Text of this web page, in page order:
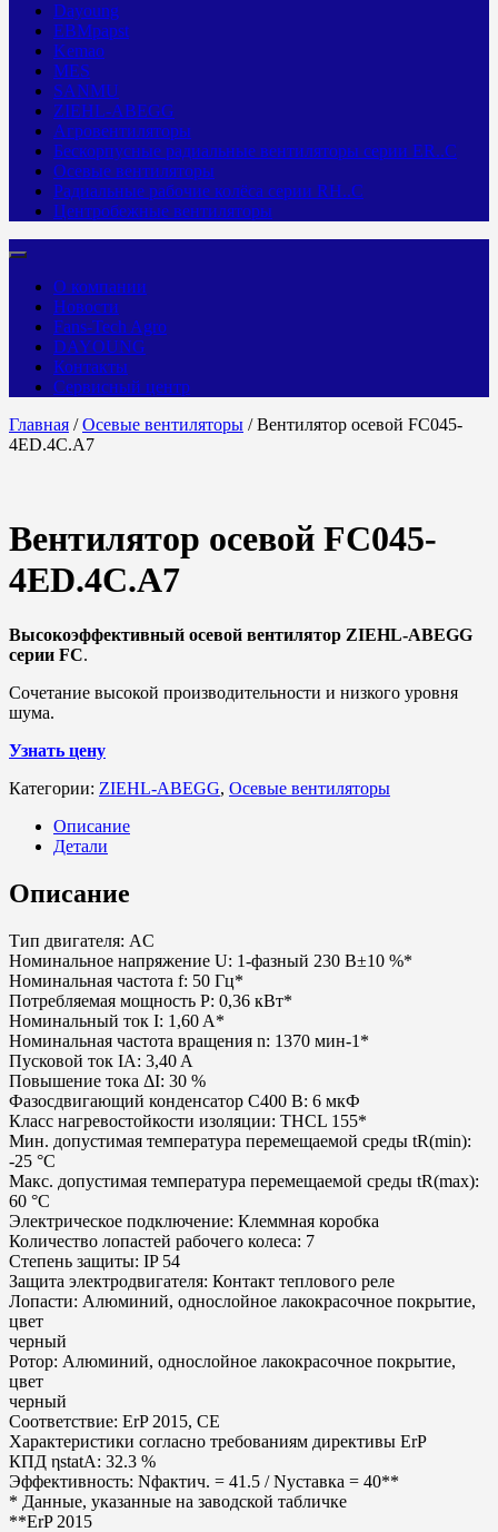
Dayoung
EBMpapst
Kemao
MES
SANMU
ZIEHL-ABEGG
Агровентиляторы
Бескорпусные радиальные вентиляторы серии ER..C
Осевые вентиляторы
Радиальные рабочие колёса серии RH..C
Центробежные вентиляторы
О компании
Новости
Fans-Tech Agro
DAYOUNG
Контакты
Сервисный центр
Главная /Осевые вентиляторы / Вентилятор осевой FC045-
4ED.4C.A7
Вентилятор осевой FC045-
4ED.4C.A7
Высокоэффективный осевой вентилятор ZIEHL-ABEGG
серии FC.
Сочетание высокой производительности и низкого уровня
шума.
Узнать цену
Категории: ZIEHL-ABEGG, Осевые вентиляторы
Описание
Детали
Описание
Тип двигателя: AC
Номинальное напряжение U: 1-фазный 230 В±10 %*
Номинальная частота f: 50 Гц*
Потребляемая мощность P: 0,36 кВт*
Номинальный ток I: 1,60 A*
Номинальная частота вращения n: 1370 мин-1*
Пусковой ток IA: 3,40 A
Повышение тока ΔI: 30 %
Фазосдвигающий конденсатор C400 В: 6 мкФ
Класс нагревостойкости изоляции: THCL 155*
Мин. допустимая температура перемещаемой среды tR(min):
-25 °C
Макс. допустимая температура перемещаемой среды tR(max):
60 °C
Электрическое подключение: Клеммная коробка
Количество лопастей рабочего колеса: 7
Степень защиты: IP 54
Защита электродвигателя: Контакт теплового реле
Лопасти: Алюминий, однослойное лакокрасочное покрытие,
цвет
черный
Ротор: Алюминий, однослойное лакокрасочное покрытие,
цвет
черный
Соответствие: ErP 2015, CE
Характеристики согласно требованиям директивы ErP
КПД ηstatA: 32.3 %
Эффективность: Nфактич. = 41.5 / Nуставка = 40**
* Данные, указанные на заводской табличке
**ErP 2015